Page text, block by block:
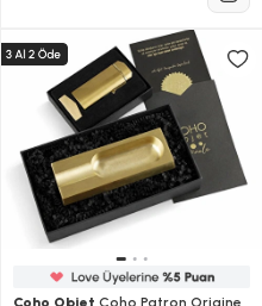
Coho Objet Coho Patron Origine